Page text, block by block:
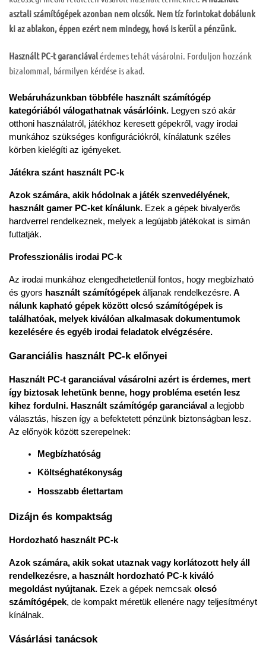
asztali számítógépek azonban nem olcsók. Nem tíz forintokat dobálunk
ki az ablakon, éppen ezért nem mindegy, hová is kerül a pénzünk.
Használt PC-t garanciávalérdemes tehát vásárolni. Forduljon hozzánk
bizalommal, bármilyen kérdése is akad.
Webáruházunkban többféle használt számítógép
kategóriából válogathatnak vásárlóink. Legyen szó akár
otthoni használatról, játékhoz keresett gépekről, vagy irodai
munkához szükséges konfigurációkról, kínálatunk széles
körben kielégíti az igényeket.
Játékra szánt használt PC-k
Azok számára, akik hódolnak a játék szenvedélyének,
használt gamer PC-ket kínálunk. Ezek a gépek bivalyerős
hardverrel rendelkeznek, melyek a legújabb játékokat is simán
futtatják.
Professzionális irodai PC-k
Az irodai munkához elengedhetetlenül fontos, hogy megbízható
és gyors használt számítógépek álljanak rendelkezésre. A
nálunk kapható gépek között olcsó számítógépek is
találhatóak, melyek kiválóan alkalmasak dokumentumok
kezelésére és egyéb irodai feladatok elvégzésére.
Garanciális használt PC-k előnyei
Használt PC-t garanciával vásárolni azért is érdemes, mert
így biztosak lehetünk benne, hogy probléma esetén lesz
kihez fordulni. Használt számítógép garanciával a legjobb
választás, hiszen így a befektetett pénzünk biztonságban lesz.
Az előnyök között szerepelnek:
Megbízhatóság
Költséghatékonyság
Hosszabb élettartam
Dizájn és kompaktság
Hordozható használt PC-k
Azok számára, akik sokat utaznak vagy korlátozott hely áll
rendelkezésre, a használt hordozható PC-k kiváló
megoldást nyújtanak. Ezek a gépek nemcsak olcsó
számítógépek, de kompakt méretük ellenére nagy teljesítményt
kínálnak.
Vásárlási tanácsok